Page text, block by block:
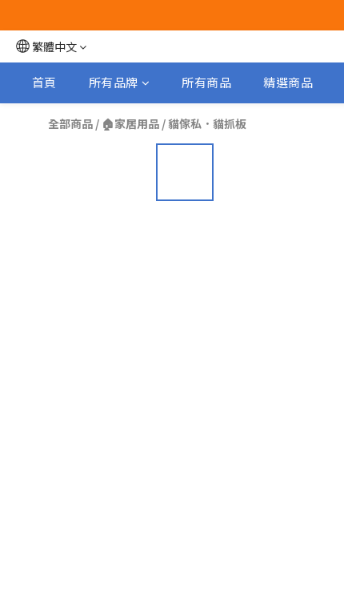
繁體中文
首頁 所有品牌 所有商品 精選商品
全部商品 / 🏠家居用品 /貓傢私．貓抓板